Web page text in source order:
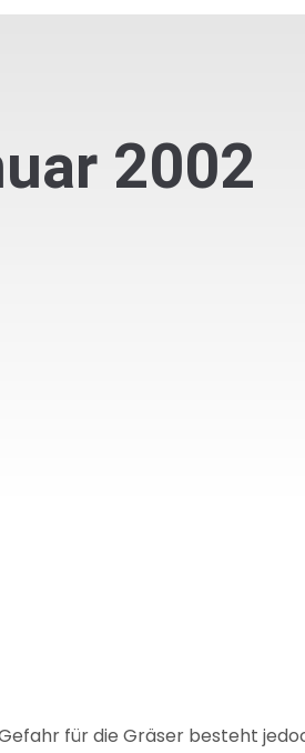
2002
für die Gräser besteht